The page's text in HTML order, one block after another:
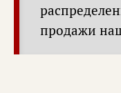
продажи